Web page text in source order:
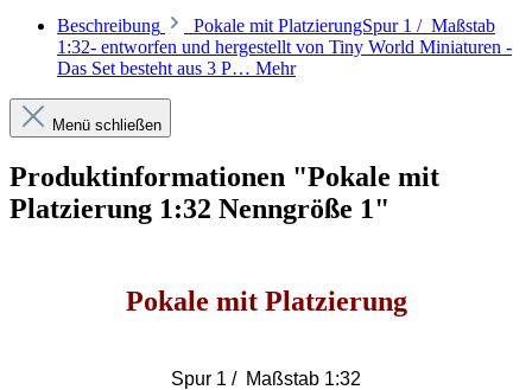
Beschreibung
Pokale mit PlatzierungSpur 1 / Maßstab
1:32- entworfen und hergestellt von Tiny World Miniaturen -
Das Set besteht aus 3 P… Mehr
Menü schließen
Produktinformationen "Pokale mit
Platzierung 1:32 Nenngröße 1"
Pokale mit Platzierung
Spur 1 / Maßstab 1:32